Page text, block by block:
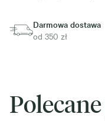
Darmowa dostawa
od 350 zł